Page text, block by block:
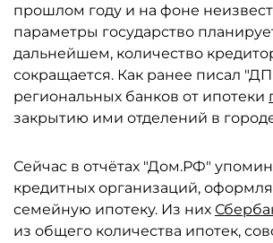
прошлом году и на фоне
параметры государство
дальнейшем, количество
сокращается. Как ранее писал
региональных банков от ипотеки
закрытию ими отделений в
Сейчас в отчётах "Дом.РФ"
кредитных организаций,
семейную ипотеку. Из них
из общего количества ипотек,